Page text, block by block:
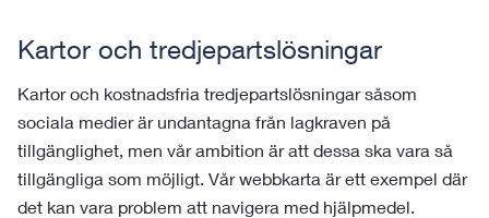
Kartor och tredjepartslösningar
Kartor och kostnadsfria tredjepartslösningar såsom
sociala medier är undantagna från lagkraven på
tillgänglighet, men vår ambition är att dessa ska vara så
tillgängliga som möjligt. Vår webbkarta är ett exempel där
det kan vara problem att navigera med hjälpmedel.